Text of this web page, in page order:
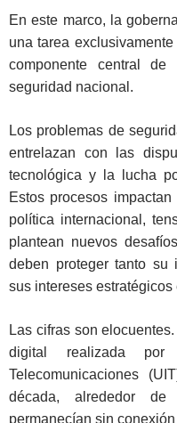
En este marco, la
una tarea
componente central
seguridad nacional.
Los problemas de
entrelazan con las
tecnológica y la lucha
Estos procesos
política internacional,
plantean nuevos
deben proteger tanto su
sus intereses
Las cifras son
digital realizada
Telecomunicaciones
década, alrededor
permanecían sin